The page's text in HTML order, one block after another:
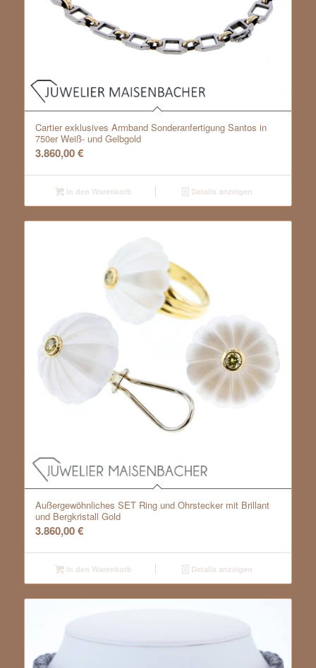
Cartier exklusives Armband Sonderanfertigung Santos in
750er Weiß- und Gelbgold
3.860,00€
In den Warenkorb Details anzeigen
Außergewöhnliches SET Ring und Ohrstecker mit Brillant
und Bergkristall Gold
3.860,00€
In den Warenkorb Details anzeigen